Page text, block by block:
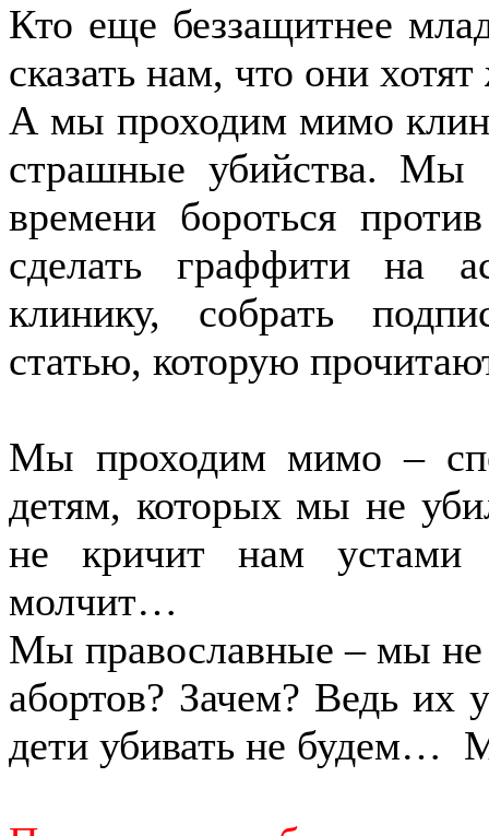
Кто еще беззащитнее
сказать нам, что они
А мы проходим мимо
страшные убийства.
времени бороться
сделать граффити на
клинику, собрать
статью, которую
Мы проходим мимо –
детям, которых мы не
не кричит нам устами
молчит…
Мы православные – мы не
абортов? Зачем? Ведь
дети убивать не